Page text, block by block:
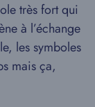
très fort qui
à l’échange
les symboles
mais ça,